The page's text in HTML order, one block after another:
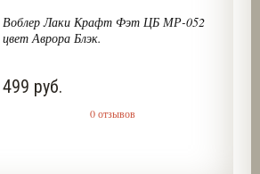
Воблер Лаки Крафт Фэт ЦБ МР-052
цвет Аврора Блэк.
499 руб.
0 отзывов